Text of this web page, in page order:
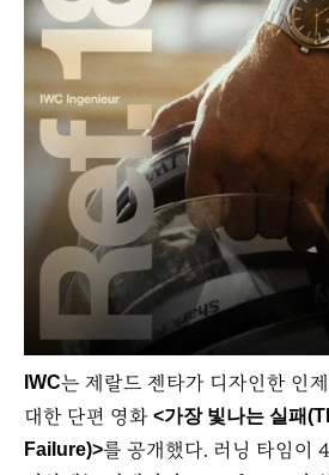
IWC는 제랄드 젠타가 디자인한 인
대한 단편 영화 <가장 빛나는 실패
Failure)>를 공개했다. 러닝 타임이